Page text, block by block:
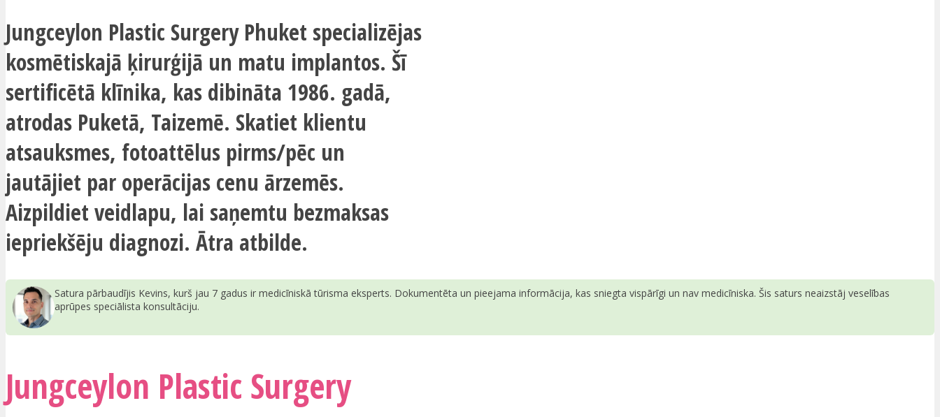
Jungceylon Plastic Surgery Phuket specializējas
kosmētiskajā ķirurģijā un matu implantos. Šī
sertificētā klīnika, kas dibināta 1986. gadā,
atrodas Puketā, Taizemē. Skatiet klientu
atsauksmes, fotoattēlus pirms/pēc un
jautājiet par operācijas cenu ārzemēs.
Aizpildiet veidlapu, lai saņemtu bezmaksas
iepriekšēju diagnozi. Ātra atbilde.
Satura pārbaudījis Kevins, kurš jau 7 gadus ir medicīniskā tūrisma eksperts. Dokumentēta un pieejama informācija, kas sniegta vispārīgi un nav medicīniska. Šis saturs neaizstāj veselības
aprūpes speciālista konsultāciju.
Jungceylon Plastic Surgery